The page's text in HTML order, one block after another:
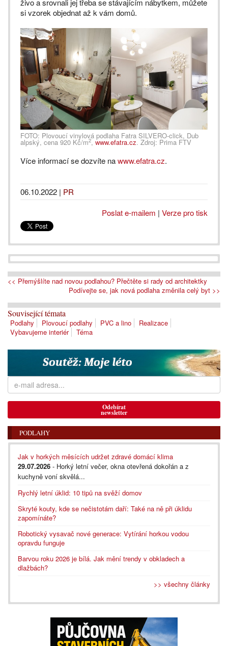
živo a srovnali jej třeba se stávajícím nábytkem, můžete
si vzorek objednat až k vám domů.
FOTO: Plovoucí vinylová podlaha Fatra SILVERO-click, Dub
alpský, cena 920 Kč/m2, www.efatra.cz. Zdroj: Prima FTV
Více informací se dozvíte nawww.efatra.cz.
06.10.2022 | PR
Poslat e-mailem | Verze pro tisk
<< Přemýšlíte nad novou podlahou? Přečtěte si rady od architektky
Podívejte se, jak nová podlaha změnila celý byt >>
Související témata
Podlahy Plovoucí podlahy PVC a lino
Realizace
Vybavujeme interiér
Téma
Odebírat
newsletter
PODLAHY
Jak v horkých měsících udržet zdravé domácí klima
29.07.2026 - Horký letní večer, okna otevřená dokořán a z
kuchyně voní skvělá...
Rychlý letní úklid: 10 tipů na svěží domov
Skryté kouty, kde se nečistotám daří: Také na ně při úklidu
zapomínáte?
Robotický vysavač nové generace: Vytírání horkou vodou
opravdu funguje
Barvou roku 2026 je bílá. Jak mění trendy v obkladech a
dlažbách?
>> všechny články